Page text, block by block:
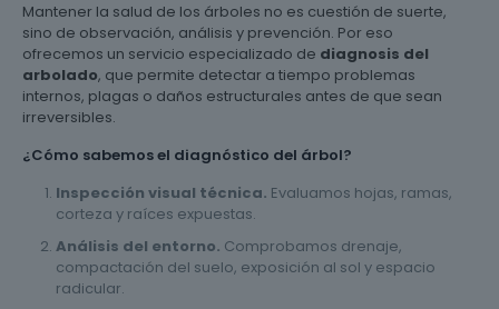
Mantener la salud de los árboles no es cuestión de suerte,
sino de observación, análisis y prevención. Por eso
ofrecemos un servicio especializado de diagnosis del
arbolado, que permite detectar a tiempo problemas
internos, plagas o daños estructurales antes de que sean
irreversibles.
¿Cómo sabemos el diagnóstico del árbol?
Inspección visual técnica. Evaluamos hojas, ramas,
corteza y raíces expuestas.
Análisis del entorno. Comprobamos drenaje,
compactación del suelo, exposición al sol y espacio
radicular.